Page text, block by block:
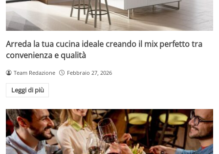
Arreda la tua cucina ideale creando il mix perfetto tra
convenienza e qualità
Team Redazione Febbraio 27, 2026
Leggi di più